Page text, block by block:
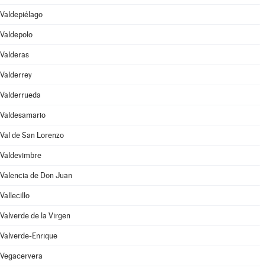
Valdepiélago
Valdepolo
Valderas
Valderrey
Valderrueda
Valdesamario
Val de San Lorenzo
Valdevimbre
Valencia de Don Juan
Vallecillo
Valverde de la Virgen
Valverde-Enrique
Vegacervera